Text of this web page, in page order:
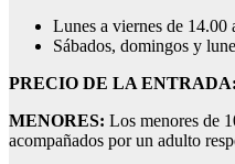
Lunes a viernes de 14.00
Sábados, domingos y
PRECIO DE LA ENTRADA:
MENORES: Los menores de
acompañados por un adulto